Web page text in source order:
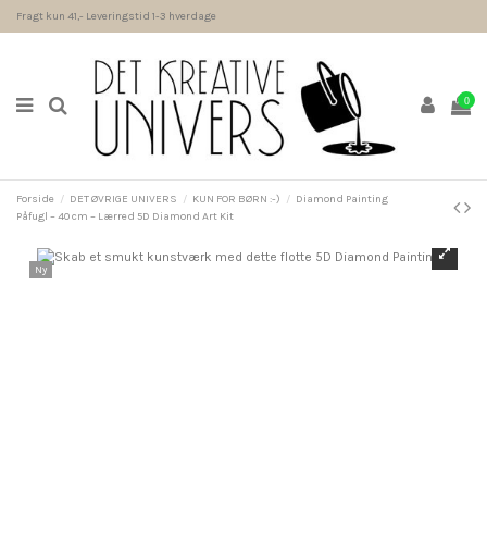
Fragt kun 41,- Leveringstid 1-3 hverdage
0
Forside DET ØVRIGE UNIVERS KUN FOR BØRN :-)
Diamond Painting
Påfugl – 40 cm – Lærred 5D Diamond Art Kit
Ny